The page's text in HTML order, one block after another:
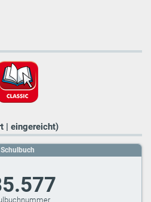
| eingereicht)
Schulbuch